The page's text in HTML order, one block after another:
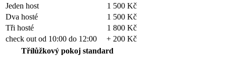
Jeden host
1 500 Kč
Dva hosté
1 500 Kč
Tři hosté
1 800 Kč
check out od 10:00 do 12:00
+ 200 Kč
Třílůžkový pokoj standard